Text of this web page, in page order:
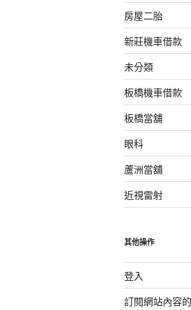
房屋二胎
新莊機車借款
未分類
板橋機車借款
板橋當舖
眼科
蘆洲當舖
近視雷射
其他操作
登入
訂閱網站內容